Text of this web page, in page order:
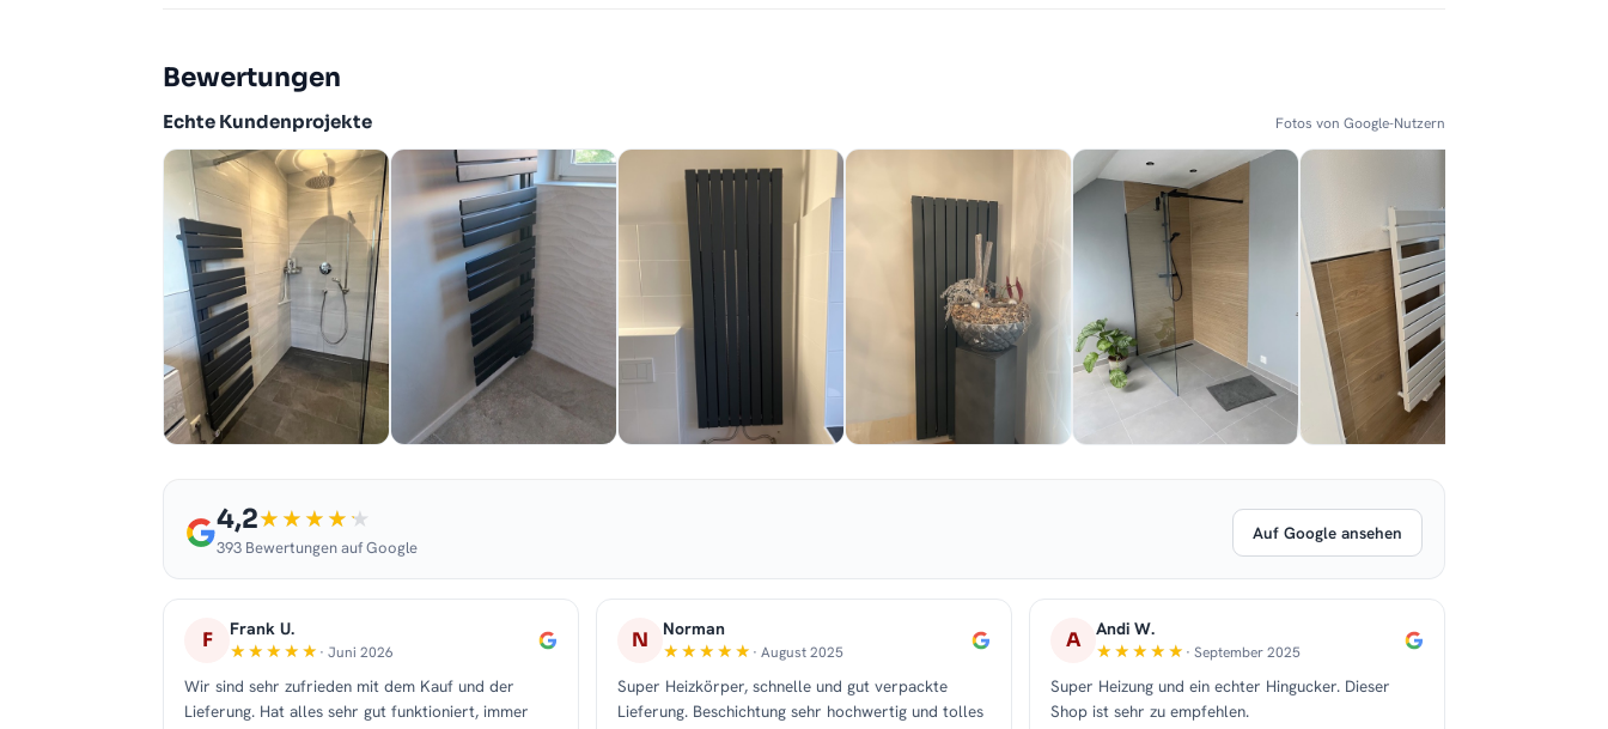
Bewertungen
Echte Kundenprojekte Fotos von Google-Nutzern
4,2
393 Bewertungen auf Google
Auf Google ansehen
F Frank U.
· Juni 2026
Wir sind sehr zufrieden mit dem Kauf und der
Lieferung. Hat alles sehr gut funktioniert, immer
N Norman
· August 2025
Super Heizkörper, schnelle und gut verpackte
Lieferung. Beschichtung sehr hochwertig und tolles
A Andi W.
· September 2025
Super Heizung und ein echter Hingucker. Dieser
Shop ist sehr zu empfehlen.